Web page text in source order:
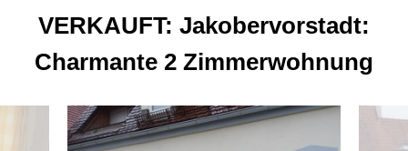
VERKAUFT: Jakobervorstadt:
Charmante 2 Zimmerwohnung